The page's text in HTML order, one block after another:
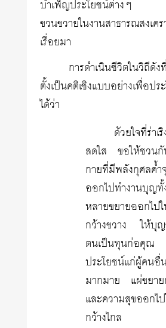
บำเพ็ญประโยชน์ต่างๆ ดั
ขวนขวายในงานสาธารณสงเค
เรื่อยมา
การดำเนินชีวิตในวิถี
ตั้งเป็นคติเชิงแบบอย่างเพื่อป
ได้ว่า
ด้วยใจที่ร่าเ
สดใส ขอให้ชวน
กายที่มีพลังกุศลค้ำ
ออกไปทำงานบุญทั้
หลายขยายออกไป
กว้างขวาง ให้บุ
ตนเป็นทุนก่อคุณ
ประโยชน์แก่ผู้คนอื่
มากมาย แผ่ขยา
และความสุขออกไ
กว้างไกล